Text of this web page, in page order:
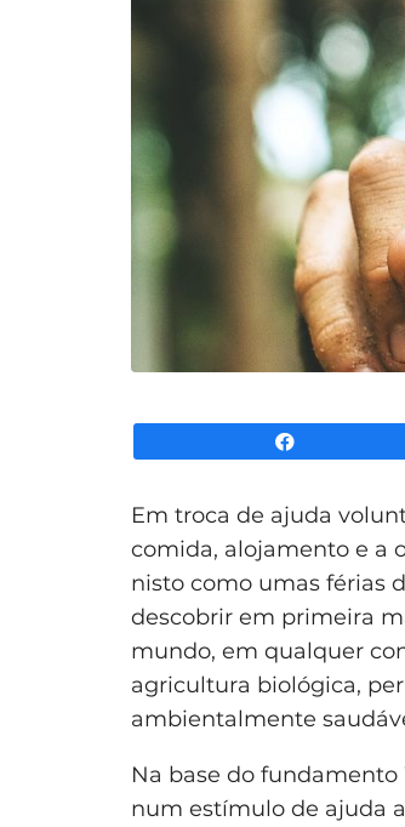
Em troca de ajuda
comida, alojamento e a
nisto como umas férias
descobrir em primeira
mundo, em qualquer
agricultura biológica,
ambientalmente
Na base do
num estímulo de ajuda